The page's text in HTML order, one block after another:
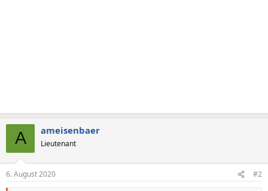
A ameisenbaer
Lieutenant
6. August 2020 #2